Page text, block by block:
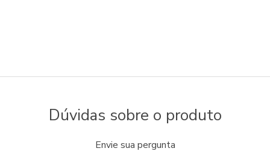
Dúvidas sobre o produto
Envie sua pergunta